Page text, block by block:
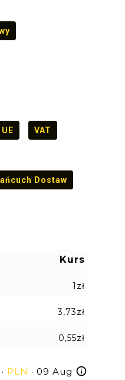
UE VAT
Dostaw
Kurs
1zł
3,73zł
0,55zł
PLN · 09 Aug